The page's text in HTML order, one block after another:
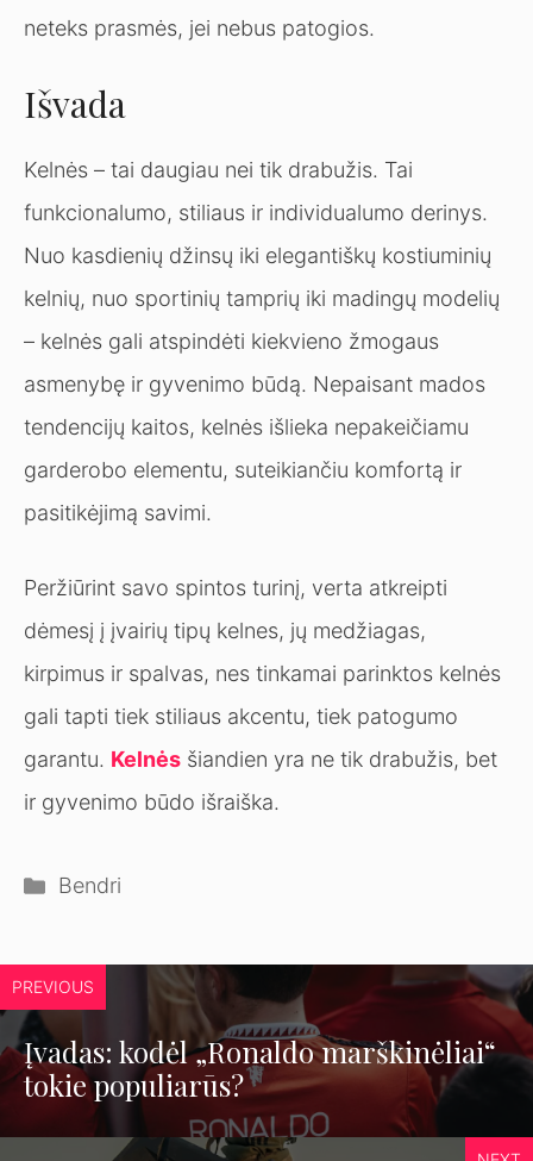
neteks prasmės, jei nebus patogios.
Išvada
Kelnės – tai daugiau nei tik drabužis. Tai
funkcionalumo, stiliaus ir individualumo derinys.
Nuo kasdienių džinsų iki elegantiškų kostiuminių
kelnių, nuo sportinių tamprių iki madingų modelių
– kelnės gali atspindėti kiekvieno žmogaus
asmenybę ir gyvenimo būdą. Nepaisant mados
tendencijų kaitos, kelnės išlieka nepakeičiamu
garderobo elementu, suteikiančiu komfortą ir
pasitikėjimą savimi.
Peržiūrint savo spintos turinį, verta atkreipti
dėmesį į įvairių tipų kelnes, jų medžiagas,
kirpimus ir spalvas, nes tinkamai parinktos kelnės
gali tapti tiek stiliaus akcentu, tiek patogumo
garantu. Kelnės šiandien yra ne tik drabužis, bet
ir gyvenimo būdo išraiška.
Kategorijos
Bendri
PREVIOUS
Įvadas: kodėl „Ronaldo marškinėliai“
tokie populiarūs?